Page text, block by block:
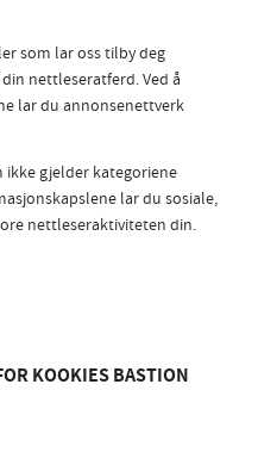
som lar oss tilby deg
nettleseratferd. Ved å
lar du annonsenettverk
gjelder kategoriene
lar du sosiale,
nettleseraktiviteten din.
KOOKIES BASTION